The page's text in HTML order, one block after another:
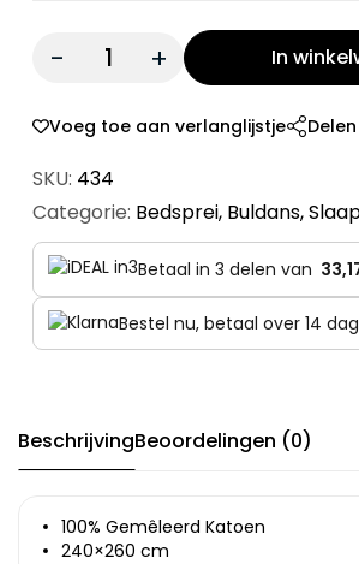
Quantity: In
Voeg toe aan verlanglijstje Delen
SKU: 434
Categorie: Bedsprei, Buldans,
Betaal in 3 delen van
Bestel nu, betaal over 14
BeschrijvingBeoordelingen (0)
100% Gemêleerd Katoen
240×260 cm